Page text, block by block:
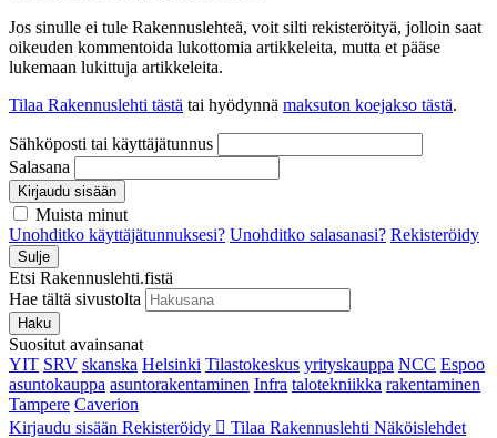
Jos sinulle ei tule Rakennuslehteä, voit silti rekisteröityä, jolloin saat
oikeuden kommentoida lukottomia artikkeleita, mutta et pääse
lukemaan lukittuja artikkeleita.
Tilaa Rakennuslehti tästä tai hyödynnä maksuton koejakso tästä.
Sähköposti tai käyttäjätunnus
Salasana
Kirjaudu sisään
Muista minut
Unohditko käyttäjätunnuksesi? Unohditko salasanasi? Rekisteröidy
Sulje
Etsi Rakennuslehti.fistä
Hae tältä sivustolta
Haku
Suositut avainsanat
YIT SRV skanska Helsinki Tilastokeskus yrityskauppa NCC Espoo
asuntokauppa asuntorakentaminen Infra talotekniikka rakentaminen
Tampere Caverion
Kirjaudu sisään Rekisteröidy Tilaa Rakennuslehti Näköislehdet